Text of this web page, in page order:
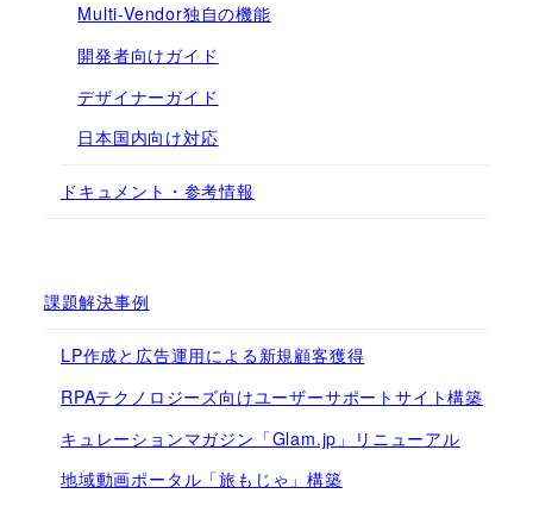
Multi-Vendor独自の機能
開発者向けガイド
デザイナーガイド
日本国内向け対応
ドキュメント・参考情報
課題解決事例
LP作成と広告運用による新規顧客獲得
RPAテクノロジーズ向けユーザーサポートサイト構築
キュレーションマガジン「Glam.jp」リニューアル
地域動画ポータル「旅もじゃ」構築